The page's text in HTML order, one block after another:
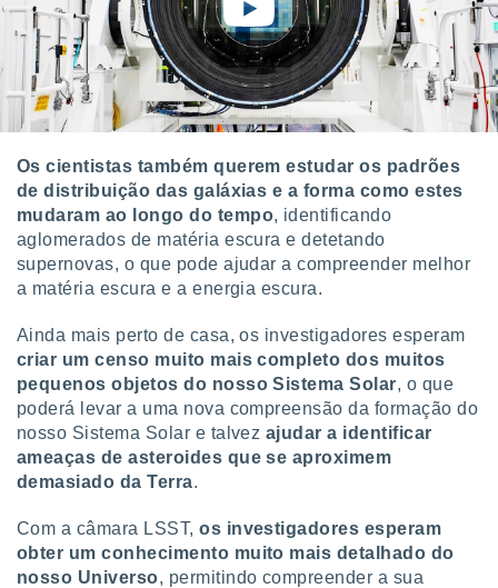
Os cientistas também querem estudar os padrões
de distribuição das galáxias e a forma como estes
mudaram ao longo do tempo, identificando
aglomerados de matéria escura e detetando
supernovas, o que pode ajudar a compreender melhor
a matéria escura e a energia escura.
Ainda mais perto de casa, os investigadores esperam
criar um censo muito mais completo dos muitos
pequenos objetos do nosso Sistema Solar, o que
poderá levar a uma nova compreensão da formação do
nosso Sistema Solar e talvez ajudar a identificar
ameaças de asteroides que se aproximem
demasiado da Terra.
Com a câmara LSST,os investigadores esperam
obter um conhecimento muito mais detalhado do
nosso Universo, permitindo compreender a sua